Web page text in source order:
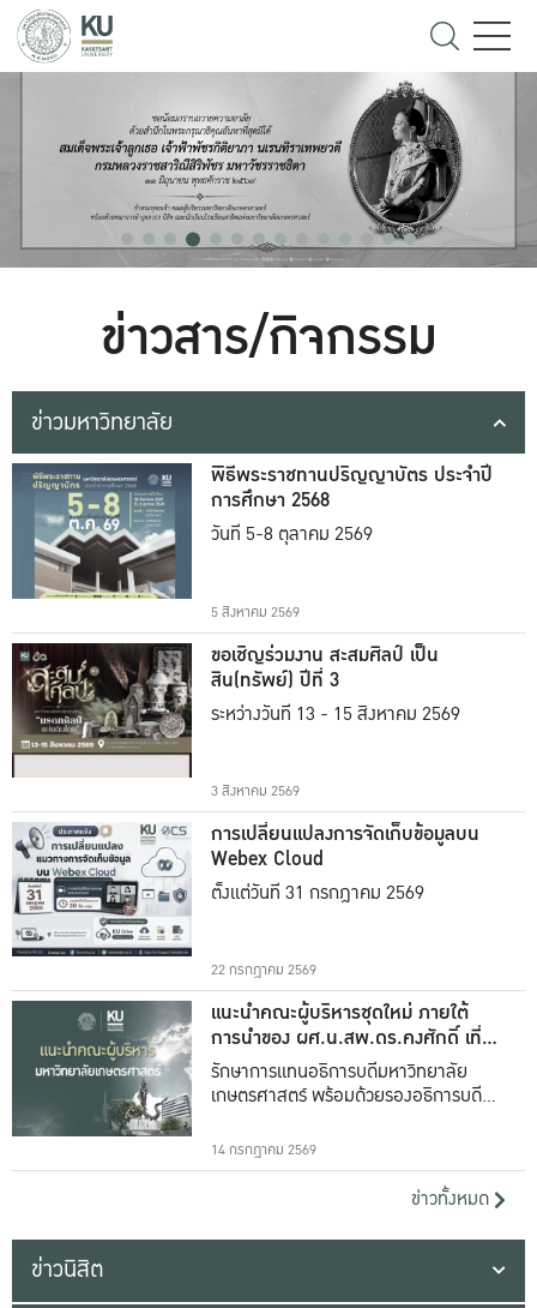
ข่าวสาร/กิจกรรม
ข่าวมหาวิทยาลัย
พิธีพระราชทานปริญญาบัตร ประจำปี
การศึกษา 2568
วันที่ 5-8 ตุลาคม 2569
5 สิงหาคม 2569
ขอเชิญร่วมงาน สะสมศิลป์ เป็น
สิน(ทรัพย์) ปีที่ 3
ระหว่างวันที่ 13 - 15 สิงหาคม 2569
3 สิงหาคม 2569
การเปลี่ยนแปลงการจัดเก็บข้อมูลบน
Webex Cloud
ตั้งแต่วันที่ 31 กรกฎาคม 2569
22 กรกฎาคม 2569
แนะนำคณะผู้บริหารชุดใหม่ ภายใต้
การนำของ ผศ.น.สพ.ดร.คงศักดิ์ เที่ยง
ธรรม
รักษาการแทนอธิการบดีมหาวิทยาลัย
เกษตรศาสตร์ พร้อมด้วยรองอธิการบดีทั้ง
14 กรกฎาคม 2569
ข่าวทั้งหมด
ข่าวนิสิต